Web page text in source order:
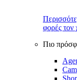
φορές τον
Πιο